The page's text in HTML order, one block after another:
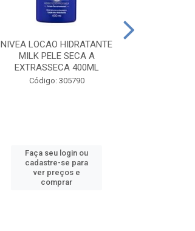
NIVEA LOCAO HIDRATANTE
MILK PELE SECA A
EXTRASSECA 400ML
Código: 305790
Faça seu login ou
cadastre-se para
ver preços e
comprar